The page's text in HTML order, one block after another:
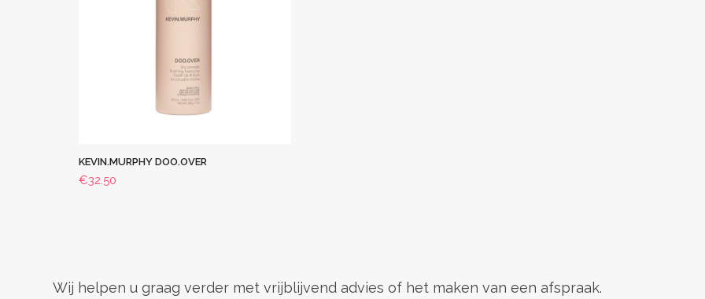
KEVIN.MURPHY DOO.OVER
€32.50
Wij helpen u graag verder met vrijblijvend advies of het maken van een afspraak.